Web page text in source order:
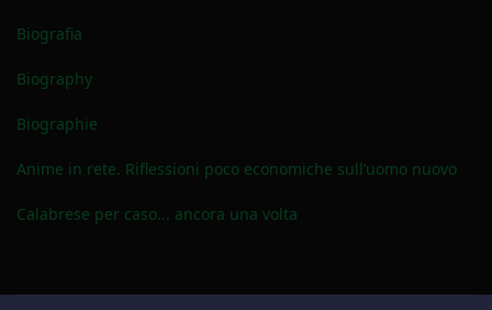
Biografia
Biography
Biographie
Anime in rete. Riflessioni poco economiche sull’uomo nuovo
Calabrese per caso... ancora una volta